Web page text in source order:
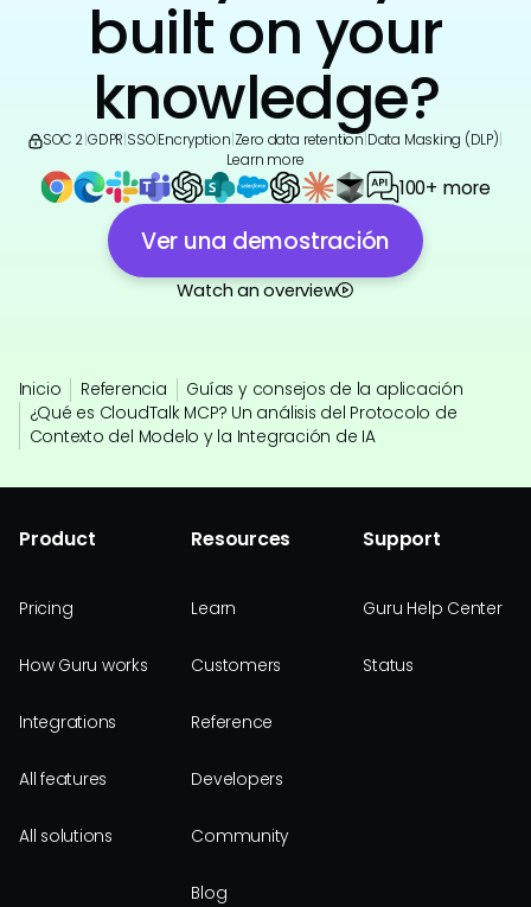
built on your
knowledge?
SOC 2 GDPR SSO|Encryption Zero data retention Data Masking (DLP)
Learn more
100+ more
Ver una demostración
Watch an overview
Inicio Referencia
Guías y consejos de la aplicación
¿Qué es CloudTalk MCP? Un análisis del Protocolo de
Contexto del Modelo y la Integración de IA
Product
Pricing
How Guru works
Integrations
All features
All solutions
Resources
Learn
Customers
Reference
Developers
Community
Blog
Support
Guru Help Center
Status